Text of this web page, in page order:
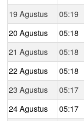
19 Agustus
05:19
20 Agustus
05:18
21 Agustus
05:18
22 Agustus
05:18
23 Agustus
05:17
24 Agustus
05:17